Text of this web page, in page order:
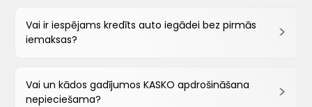
Vai ir iespējams kredīts auto iegādei bez pirmās
iemaksas?
Vai un kādos gadījumos KASKO apdrošināšana
nepieciešama?